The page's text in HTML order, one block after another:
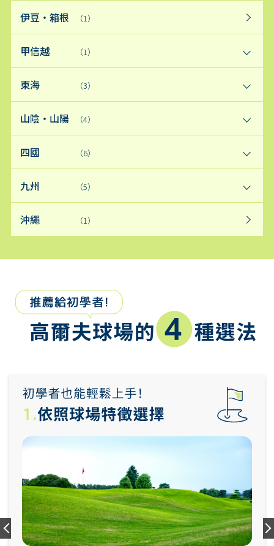
伊豆・箱根 （1）
甲信越 （1）
東海 （3）
山陰・山陽 （4）
四國 （6）
九州 （5）
沖繩 （1）